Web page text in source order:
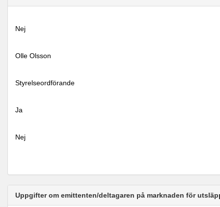
Nej
Olle Olsson
Styrelseordförande
Ja
Nej
Uppgifter om emittenten/deltagaren på marknaden för